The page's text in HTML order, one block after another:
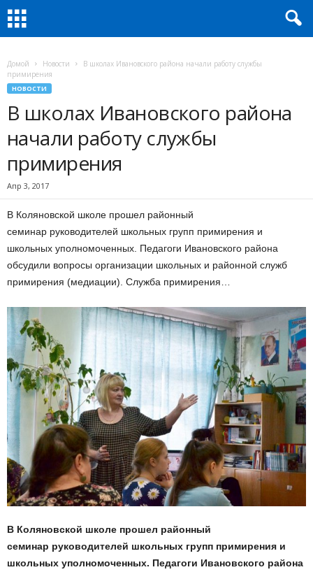
Домой Новости
В школах Ивановского района начали работу службы
примирения
НОВОСТИ
В школах Ивановского района
начали работу службы
примирения
Апр 3, 2017
В Коляновской школе прошел районный
семинар руководителей школьных групп примирения и
школьных уполномоченных. Педагоги Ивановского района
обсудили вопросы организации школьных и районной служб
примирения (медиации). Служба примирения…
В Коляновской школе прошел районный
семинар руководителей школьных групп примирения и
школьных уполномоченных. Педагоги Ивановского района